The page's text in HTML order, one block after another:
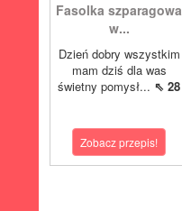
Fasolka szparagowa
w...
Dzień dobry wszystkim
mam dziś dla was
świetny pomysł... ⇖ 28
Zobacz przepis!